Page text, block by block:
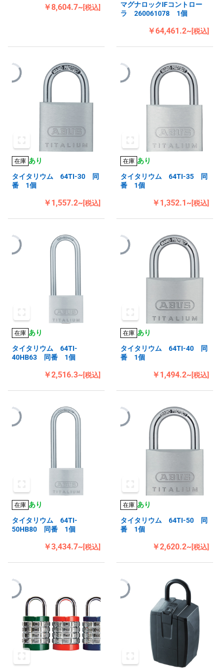
￥8,604.7~[税込]
マグナロックIFコントロー
ラ 260061078 1個
￥64,461.2~[税込]
在庫 あり
タイタリウム 64TI-30 同
番 1個
￥1,557.2~[税込]
在庫 あり
タイタリウム 64TI-35 同
番 1個
￥1,352.1~[税込]
在庫 あり
タイタリウム 64TI-
40HB63 同番 1個
￥2,516.3~[税込]
在庫 あり
タイタリウム 64TI-40 同
番 1個
￥1,494.2~[税込]
在庫 あり
タイタリウム 64TI-
50HB80 同番 1個
￥3,434.7~[税込]
在庫 あり
タイタリウム 64TI-50 同
番 1個
￥2,620.2~[税込]